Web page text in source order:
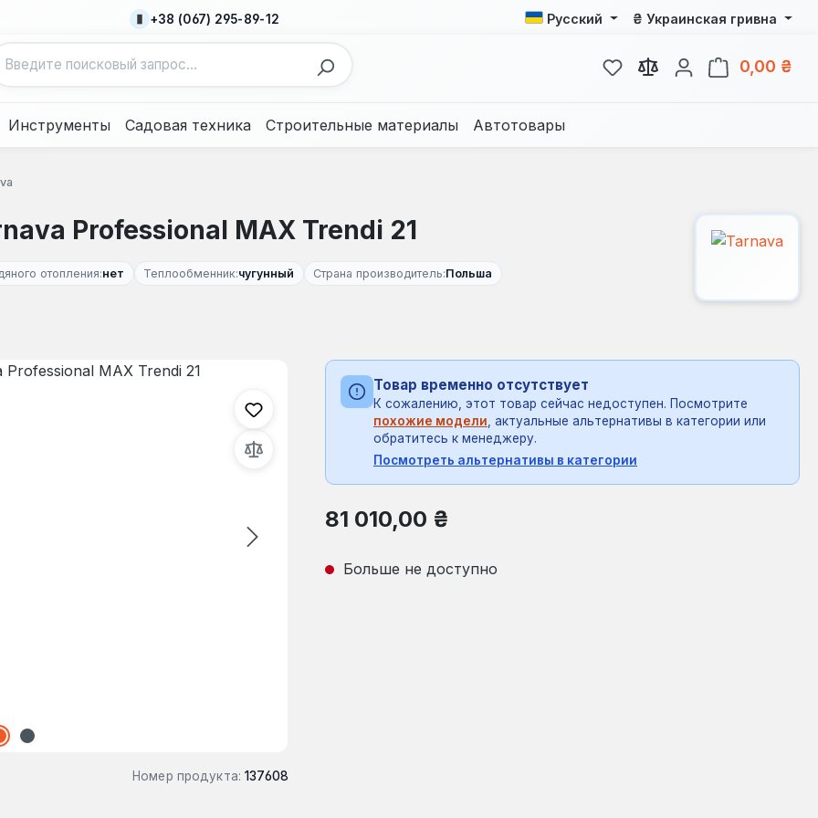
+38 (067) 295-89-12 Русский ₴ Украинская гривна
У вас есть товары из
0,00 ₴
Инструменты Садовая техника Строительные материалы Автотовары
Professional MAX Trendi 21
отопления:нет Теплообменник:чугунный Страна производитель:Польша
Номер продукта: 137608
Товар временно отсутствует
К сожалению, этот товар сейчас недоступен. Посмотрите
похожие модели , актуальные альтернативы в категории или
обратитесь к менеджеру.
Посмотреть альтернативы в категории
Обычная цена:
81 010,00 ₴
Больше не доступно